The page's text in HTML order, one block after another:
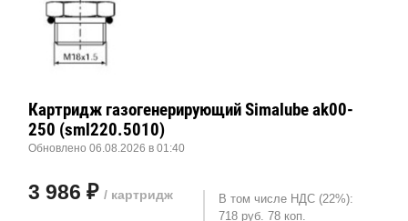
Картридж газогенерирующий Simalube ak00-
250 (sml220.5010)
Обновлено 06.08.2026 в 01:40
3 986 ₽ / картридж
В том числе НДС (22%):
718 руб. 78 коп.